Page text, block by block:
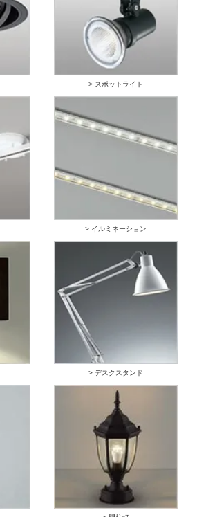
> スポットライト
> イルミネーション
> デスクスタンド